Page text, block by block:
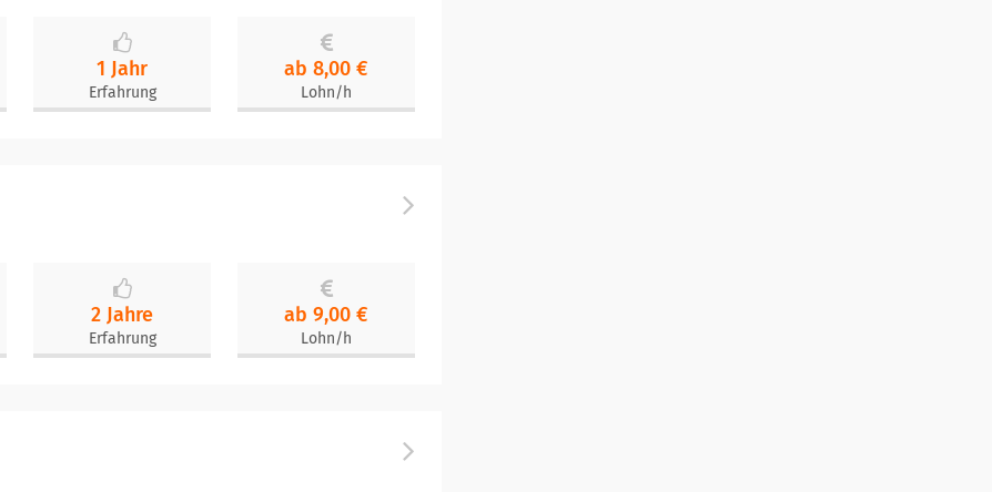
1 Jahr
Erfahrung
ab 8,00 €
Lohn/h
2 Jahre
Erfahrung
ab 9,00 €
Lohn/h